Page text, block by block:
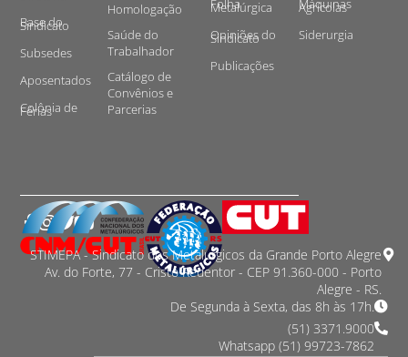
Base do
Sindicato
Subsedes
Aposentados
Colônia de
Férias
Homologação
Saúde do
Trabalhador
Catálogo de
Convênios e
Parcerias
Folha
Metalúrgica
Opiniões do
Sindicato
Publicações
Máquinas
Agrícolas
Siderurgia
STIMEPA - Sindicato dos Metalurgicos da Grande Porto Alegre
Av. do Forte, 77 - Cristo Redentor - CEP 91.360-000 - Porto
Alegre - RS.
De Segunda à Sexta, das 8h às 17h.
(51) 3371.9000
Whatsapp (51) 99723-7862